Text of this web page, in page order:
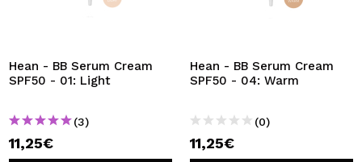
Hean - BB Serum Cream
SPF50 - 01: Light
(3)
11,25€
Hean - BB Serum Cream
SPF50 - 04: Warm
(0)
11,25€